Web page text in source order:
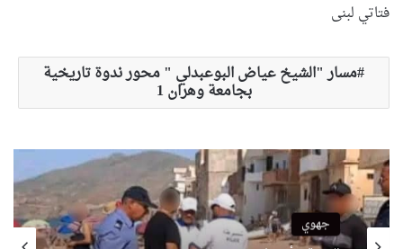
فتاتي لبنى
مسار "الشيخ عياض البوعبدلي " محور ندوة تاريخية
بجامعة وهران 1
جهوي